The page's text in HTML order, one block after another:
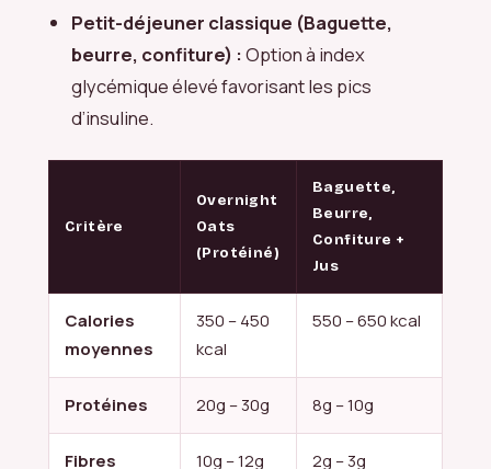
Petit-déjeuner classique (Baguette,
beurre, confiture) :Option à index
glycémique élevé favorisant les pics
d’insuline.
Critère
Overnight
Oats
(Protéiné)
Baguette,
Beurre,
Confiture +
Jus
Calories
moyennes
350 – 450
kcal
550 – 650 kcal
Protéines 20g – 30g 8g – 10g
Fibres 10g – 12g 2g – 3g